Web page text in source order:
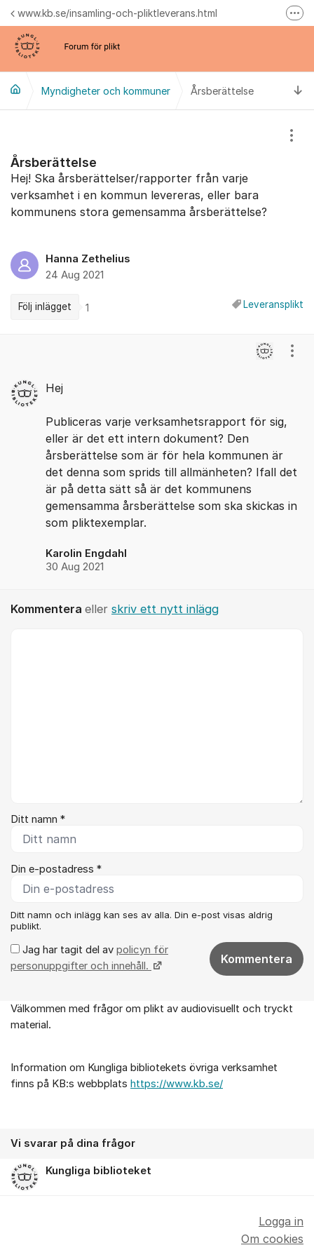
Hoppa till innehåll
www.kb.se/insamling-och-pliktleverans.html
Myndigheter och kommuner Årsberättelse
Årsberättelse
Hej! Ska årsberättelser/rapporter från varje
verksamhet i en kommun levereras, eller bara
kommunens stora gemensamma årsberättelse?
Hanna Zethelius
24 Aug 2021
Leveransplikt
Följ inlägget 1
Hej
Publiceras varje verksamhetsrapport för sig,
eller är det ett intern dokument? Den
årsberättelse som är för hela kommunen är
det denna som sprids till allmänheten? Ifall det
är på detta sätt så är det kommunens
gemensamma årsberättelse som ska skickas in
som pliktexemplar.
Karolin Engdahl
30 Aug 2021
Kommentera eller skriv ett nytt inlägg
Ditt namn *
Din e-postadress *
Ditt namn och inlägg kan ses av alla. Din e-post visas aldrig
publikt.
Jag har tagit del av policyn för
personuppgifter och innehåll.
Kommentera
Om forumet
Välkommen med frågor om plikt av audiovisuellt och tryckt
material.
Information om Kungliga bibliotekets övriga verksamhet
finns på KB:s webbplats https://www.kb.se/
Vi svarar på dina frågor
Kungliga biblioteket
Logga in
Om cookies